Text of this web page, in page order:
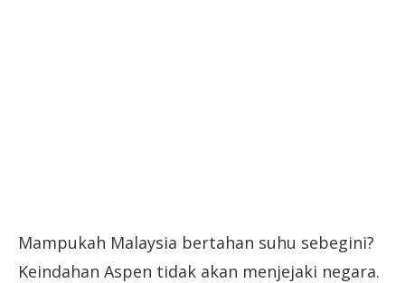
Mampukah Malaysia bertahan suhu sebegini?
Keindahan Aspen tidak akan menjejaki negara.